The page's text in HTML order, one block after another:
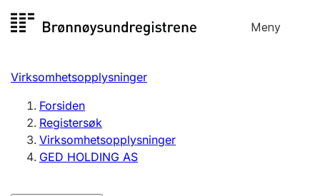
til
Meny
Registersøk
Aksjeselskap
Enkeltpersonforetak
Registrere, endre, slette
Virksomhetsopplysninger
Forsiden
Registersøk
Virksomhetsopplysninger
GED HOLDING AS